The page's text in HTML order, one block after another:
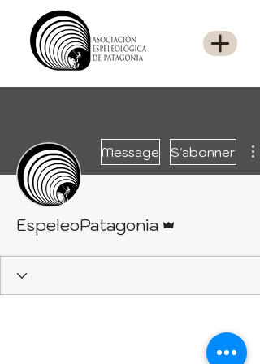
Message S'abonner
EspeleoPatagonia